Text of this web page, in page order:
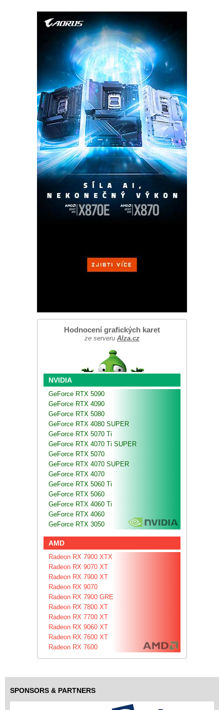
Hodnocení grafických karet
ze serveru Alza.cz
NVIDIA
GeForce RTX 5090
GeForce RTX 4090
GeForce RTX 5080
GeForce RTX 4080 SUPER
GeForce RTX 5070 Ti
GeForce RTX 4070 Ti SUPER
GeForce RTX 5070
GeForce RTX 4070 SUPER
GeForce RTX 4070
GeForce RTX 5060 Ti
GeForce RTX 5060
GeForce RTX 4060 Ti
GeForce RTX 4060
GeForce RTX 3050
AMD
Radeon RX 7900 XTX
Radeon RX 9070 XT
Radeon RX 7900 XT
Radeon RX 9070
Radeon RX 7900 GRE
Radeon RX 7800 XT
Radeon RX 7700 XT
Radeon RX 9060 XT
Radeon RX 7600 XT
Radeon RX 7600
SPONSORS & PARTNERS